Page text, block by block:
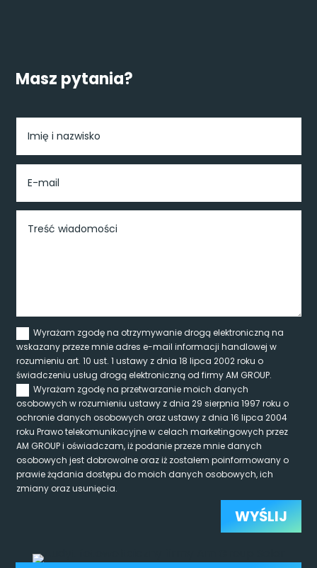
Masz pytania?
Wyrażam zgodę na otrzymywanie drogą elektroniczną na
wskazany przeze mnie adres e-mail informacji handlowej w
rozumieniu art. 10 ust. 1 ustawy z dnia 18 lipca 2002 roku o
świadczeniu usług drogą elektroniczną od firmy AM GROUP.
Wyrażam zgodę na przetwarzanie moich danych
osobowych w rozumieniu ustawy z dnia 29 sierpnia 1997 roku o
ochronie danych osobowych oraz ustawy z dnia 16 lipca 2004
roku Prawo telekomunikacyjne w celach marketingowych przez
AM GROUP i oświadczam, iż podanie przeze mnie danych
osobowych jest dobrowolne oraz iż zostałem poinformowany o
prawie żądania dostępu do moich danych osobowych, ich
zmiany oraz usunięcia.
WYŚLIJ